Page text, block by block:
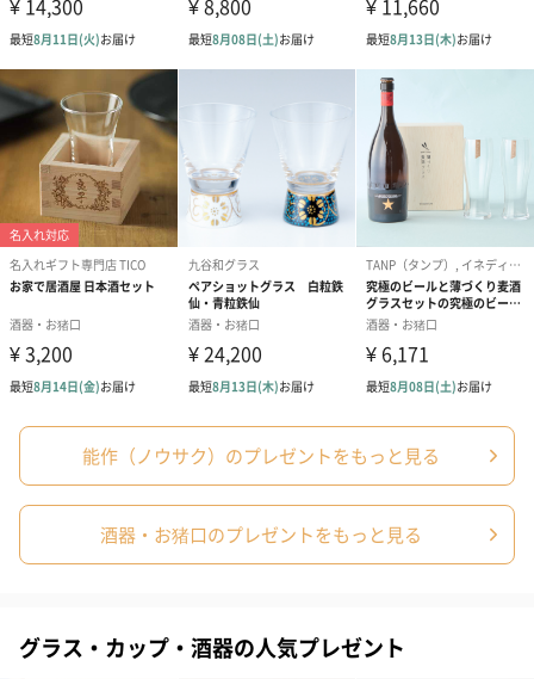
結婚祝いちょい足しギフト
結婚祝いギフトへの＋αにおすすめです。新生活を彩るギフトオプ
ションをご用意いたしました。
商品と同梱してお届けいたします。
ブライダルロリポップ
ドレス（いちご味)
ブライダルロリポップ
タキシード（コーラ味)
夫婦箸と箸置
（2,420円）
生花
生花のブーケを同梱します。
能作（ノウサク）のプレゼントをもっと見る
酒器・お猪口のプレゼントをもっと見る
グラス・カップ・酒器の人気プレゼント